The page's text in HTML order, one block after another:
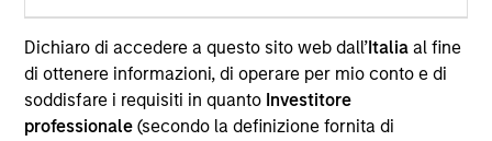
Dichiaro di accedere a questo sito web dall’Italia al fine
di ottenere informazioni, di operare per mio conto e di
soddisfare i requisiti in quanto Investitore
professionale(secondo la definizione fornita di
TEAM
Morgan Stanley Real Estate Investing